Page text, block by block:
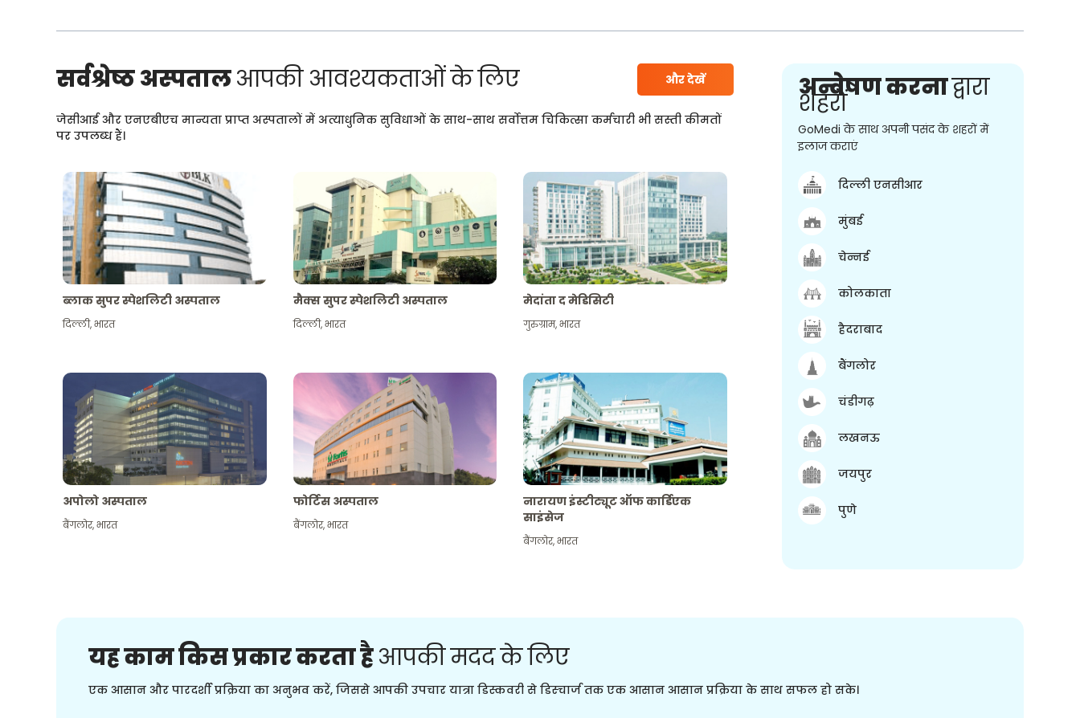
सर्वश्रेष्ठ अस्पतालआपकी आवश्यकताओं के लिए और देखें
जेसीआई और एनएबीएच मान्यता प्राप्त अस्पतालों में अत्याधुनिक सुविधाओं के साथ-साथ सर्वोत्तम चिकित्सा कर्मचारी भी सस्ती कीमतों
पर उपलब्ध हैं।
ब्लाक सुपर स्पेशलिटी अस्पताल
दिल्ली,भारत
मैक्स सुपर स्पेशलिटी अस्पताल
दिल्ली,भारत
मेदांता द मेडिसिटी
गुरुग्राम,भारत
अपोलो अस्पताल
बैंगलोर,भारत
फोर्टिस अस्पताल
बैंगलोर,भारत
नारायण इंस्टीट्यूट ऑफ कार्डिएक
साइंसेज
बैंगलोर,भारत
अन्वेषण करनाद्वारा
शहरों
GoMedi के साथ अपनी पसंद के शहरों में
इलाज कराएं
दिल्ली एनसीआर
मुंबई
चेन्नई
कोलकाता
हैदराबाद
बैंगलोर
चंडीगढ़
लखनऊ
जयपुर
पुणे
यह काम किस प्रकार करता हैआपकी मदद के लिए
एक आसान और पारदर्शी प्रक्रिया का अनुभव करें, जिससे आपकी उपचार यात्रा डिस्कवरी से डिस्चार्ज तक एक आसान आसान प्रक्रिया के साथ सफल हो सके।